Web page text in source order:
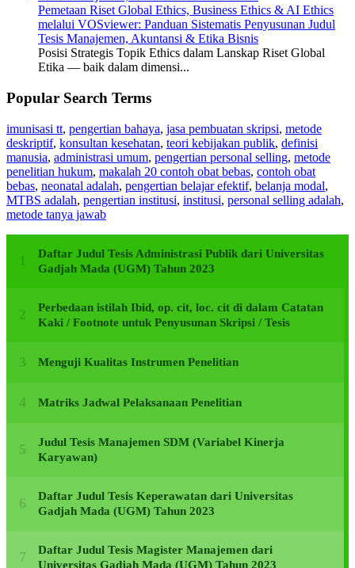
Pemetaan Riset Global Ethics, Business Ethics & AI Ethics
melalui VOSviewer: Panduan Sistematis Penyusunan Judul
Tesis Manajemen, Akuntansi & Etika Bisnis
Posisi Strategis Topik Ethics dalam Lanskap Riset Global
Etika — baik dalam dimensi...
Popular Search Terms
imunisasi tt, pengertian bahaya, jasa pembuatan skripsi, metode
deskriptif, konsultan kesehatan, teori kebijakan publik, definisi
manusia, administrasi umum, pengertian personal selling, metode
penelitian hukum, makalah 20 contoh obat bebas, contoh obat
bebas, neonatal adalah, pengertian belajar efektif, belanja modal,
MTBS adalah, pengertian institusi, institusi, personal selling adalah,
metode tanya jawab
Daftar Judul Tesis Administrasi Publik dari Universitas
Gadjah Mada (UGM) Tahun 2023
Perbedaan istilah Ibid, op. cit, loc. cit di dalam Catatan
Kaki / Footnote untuk Penyusunan Skripsi / Tesis
Menguji Kualitas Instrumen Penelitian
Matriks Jadwal Pelaksanaan Penelitian
Judul Tesis Manajemen SDM (Variabel Kinerja
Karyawan)
Daftar Judul Tesis Keperawatan dari Universitas
Gadjah Mada (UGM) Tahun 2023
Daftar Judul Tesis Magister Manajemen dari
Universitas Gadjah Mada (UGM) Tahun 2023